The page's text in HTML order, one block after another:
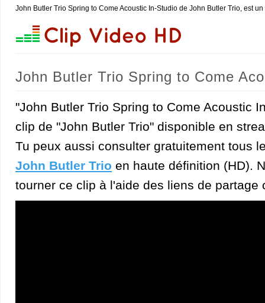
John Butler Trio Spring to Come Acoustic In-Studio de John Butler Trio, est un
John Butler Trio Spring to Come
"John Butler Trio Spring to Come Acoustic
clip de "John Butler Trio" disponible en
Tu peux aussi consulter gratuitement tous
John Butler Trio en haute définition (HD).
tourner ce clip à l'aide des liens de partage